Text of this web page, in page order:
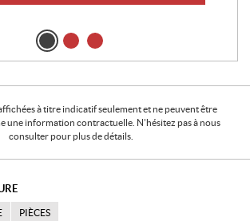
à titre indicatif seulement et ne peuvent être
une information contractuelle. N'hésitez pas à nous
consulter pour plus de détails.
PIÈCES